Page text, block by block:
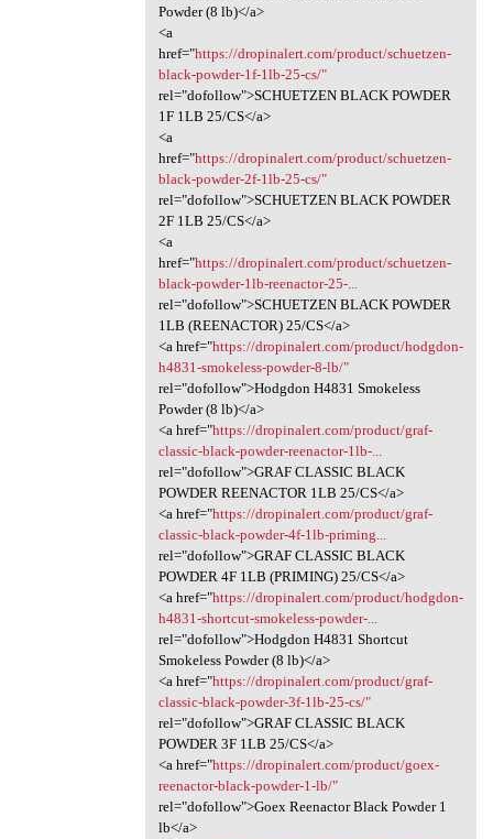
Powder (8 lb)</a>
<a
href="https://dropinalert.com/product/schuetzen-
black-powder-1f-1lb-25-cs/"
rel="dofollow">SCHUETZEN BLACK POWDER
1F 1LB 25/CS</a>
<a
href="https://dropinalert.com/product/schuetzen-
black-powder-2f-1lb-25-cs/"
rel="dofollow">SCHUETZEN BLACK POWDER
2F 1LB 25/CS</a>
<a
href="https://dropinalert.com/product/schuetzen-
black-powder-1lb-reenactor-25-...
rel="dofollow">SCHUETZEN BLACK POWDER
1LB (REENACTOR) 25/CS</a>
<a href="https://dropinalert.com/product/hodgdon-
h4831-smokeless-powder-8-lb/"
rel="dofollow">Hodgdon H4831 Smokeless
Powder (8 lb)</a>
<a href="https://dropinalert.com/product/graf-
classic-black-powder-reenactor-1lb-...
rel="dofollow">GRAF CLASSIC BLACK
POWDER REENACTOR 1LB 25/CS</a>
<a href="https://dropinalert.com/product/graf-
classic-black-powder-4f-1lb-priming...
rel="dofollow">GRAF CLASSIC BLACK
POWDER 4F 1LB (PRIMING) 25/CS</a>
<a href="https://dropinalert.com/product/hodgdon-
h4831-shortcut-smokeless-powder-...
rel="dofollow">Hodgdon H4831 Shortcut
Smokeless Powder (8 lb)</a>
<a href="https://dropinalert.com/product/graf-
classic-black-powder-3f-1lb-25-cs/"
rel="dofollow">GRAF CLASSIC BLACK
POWDER 3F 1LB 25/CS</a>
<a href="https://dropinalert.com/product/goex-
reenactor-black-powder-1-lb/"
rel="dofollow">Goex Reenactor Black Powder 1
lb</a>